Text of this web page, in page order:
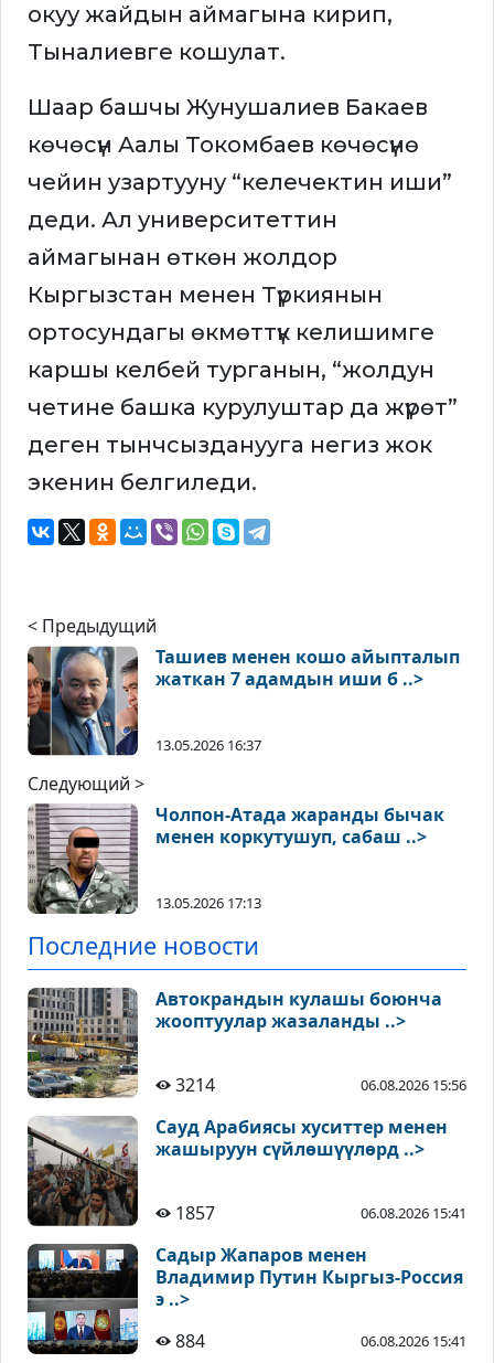
окуу жайдын аймагына кирип,
Тыналиевге кошулат.
Шаар башчы Жунушалиев Бакаев
көчөсүн Аалы Токомбаев көчөсүнө
чейин узартууну “келечектин иши”
деди. Ал университеттин
аймагынан өткөн жолдор
Кыргызстан менен Түркиянын
ортосундагы өкмөттүк келишимге
каршы келбей турганын, “жолдун
четине башка курулуштар да жүрөт”
деген тынчсызданууга негиз жок
экенин белгиледи.
< Предыдущий
Ташиев менен кошо айыпталып
жаткан 7 адамдын иши б ..>
13.05.2026 16:37
Следующий >
Чолпон-Атада жаранды бычак
менен коркутушуп, сабаш ..>
13.05.2026 17:13
Последние новости
Автокрандын кулашы боюнча
жооптуулар жазаланды ..>
3214 06.08.2026 15:56
Сауд Арабиясы хуситтер менен
жашыруун сүйлөшүүлөрд ..>
1857 06.08.2026 15:41
Садыр Жапаров менен
Владимир Путин Кыргыз-Россия
э ..>
884
06.08.2026 15:41